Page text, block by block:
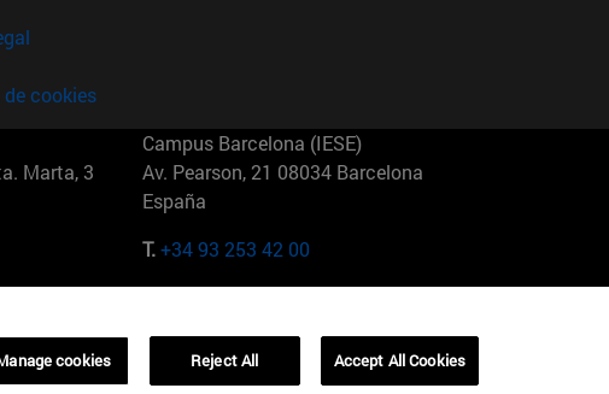
cookies
Marta, 3
Campus Barcelona (IESE)
Av. Pearson, 21 08034 Barcelona
España
T.+34 93 253 42 00
81675
01321001 Bela Vista Brasil
cookies Reject All Accept All Cookies